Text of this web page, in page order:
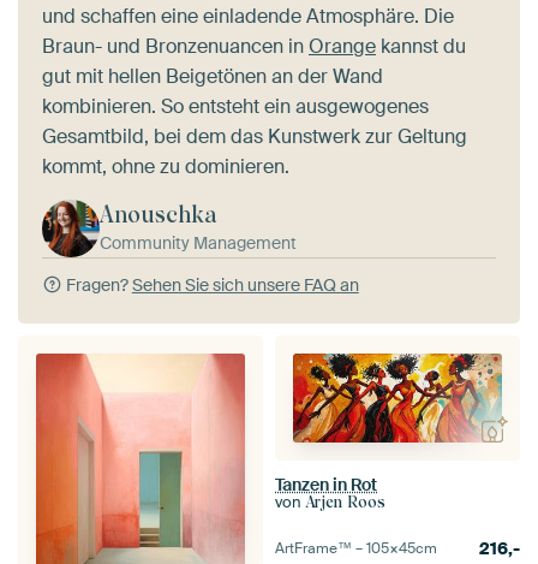
und schaffen eine einladende Atmosphäre. Die
Braun- und Bronzenuancen inOrange kannst du
gut mit hellen Beigetönen an der Wand
kombinieren. So entsteht ein ausgewogenes
Gesamtbild, bei dem das Kunstwerk zur Geltung
kommt, ohne zu dominieren.
Anouschka
Community Management
Fragen?Sehen Sie sich unsere FAQ an
Tanzen in Rot
von Arjen Roos
ArtFrame™ –105×45cm 216,-